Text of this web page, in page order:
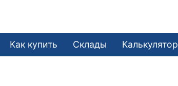
Как купить Склады Калькулятор